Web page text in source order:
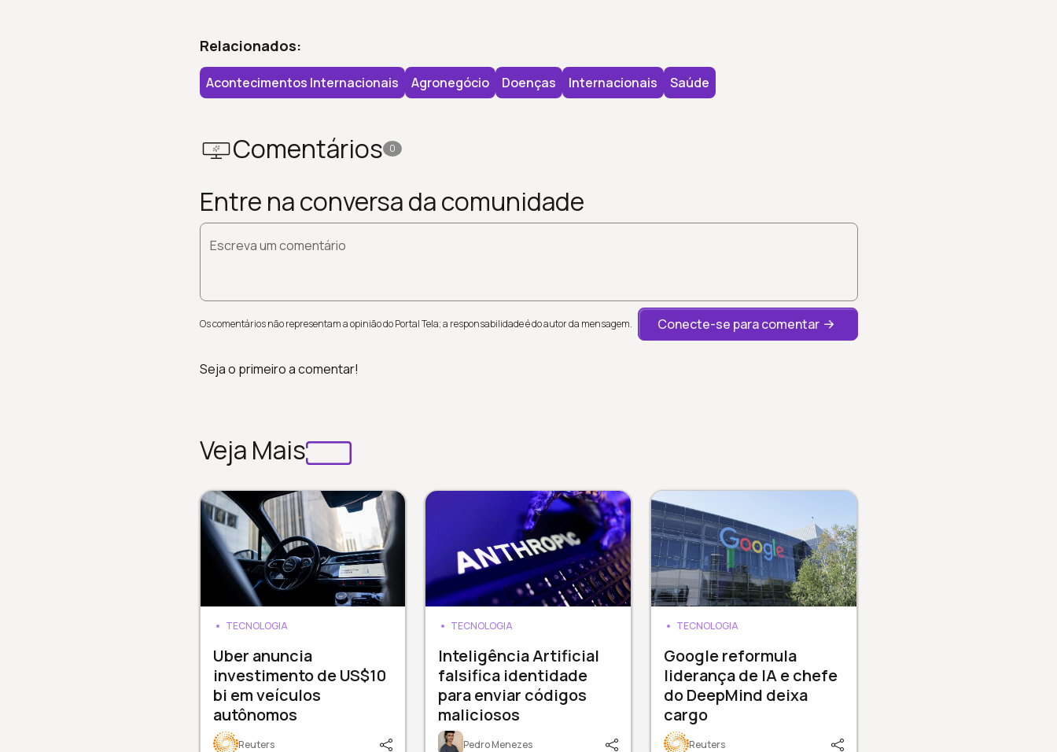
Relacionados:
Acontecimentos Internacionais Agronegócio Doenças Internacionais Saúde
Comentários 0
Entre na conversa da comunidade
Escreva um comentário
Os comentários não representam a opinião do Portal Tela; a responsabilidade é do autor da mensagem. Conecte-se para comentar
Seja o primeiro a comentar!
Veja Mais
TECNOLOGIA
Uber anuncia
investimento de US$10
bi em veículos
autônomos
Reuters
TECNOLOGIA
Inteligência Artificial
falsifica identidade
para enviar códigos
maliciosos
Pedro Menezes
TECNOLOGIA
Google reformula
liderança de IA e chefe
do DeepMind deixa
cargo
Reuters